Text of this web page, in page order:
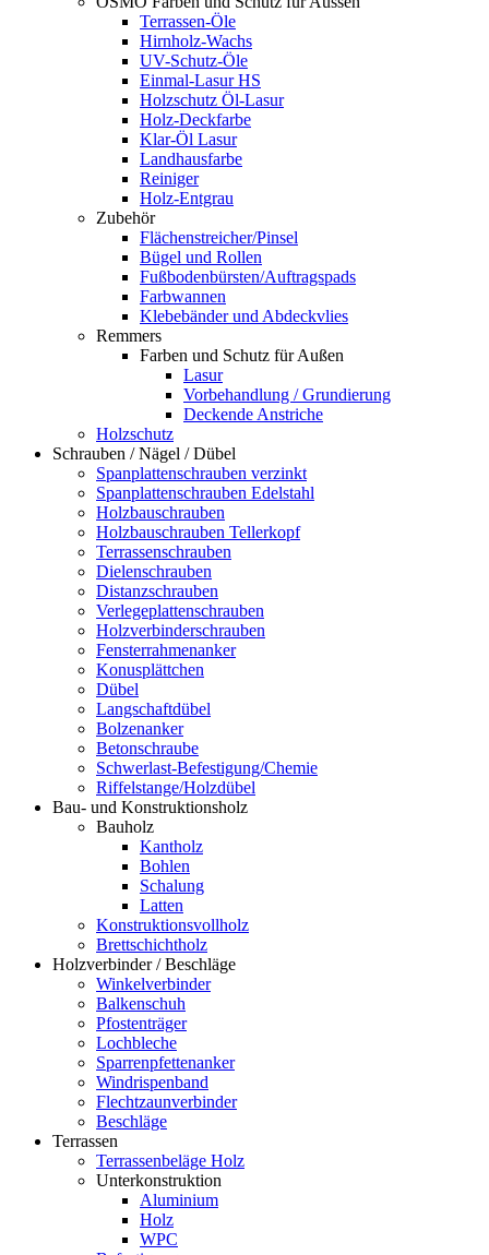
Terrassen-Öle
Hirnholz-Wachs
UV-Schutz-Öle
Einmal-Lasur HS
Holzschutz Öl-Lasur
Holz-Deckfarbe
Klar-Öl Lasur
Landhausfarbe
Reiniger
Holz-Entgrau
Zubehör
Flächenstreicher/Pinsel
Bügel und Rollen
Fußbodenbürsten/Auftragspads
Farbwannen
Klebebänder und Abdeckvlies
Remmers
Farben und Schutz für Außen
Lasur
Vorbehandlung / Grundierung
Deckende Anstriche
Holzschutz
Schrauben / Nägel / Dübel
Spanplattenschrauben verzinkt
Spanplattenschrauben Edelstahl
Holzbauschrauben
Holzbauschrauben Tellerkopf
Terrassenschrauben
Dielenschrauben
Distanzschrauben
Verlegeplattenschrauben
Holzverbinderschrauben
Fensterrahmenanker
Konusplättchen
Dübel
Langschaftdübel
Bolzenanker
Betonschraube
Schwerlast-Befestigung/Chemie
Riffelstange/Holzdübel
Bau- und Konstruktionsholz
Bauholz
Kantholz
Bohlen
Schalung
Latten
Konstruktionsvollholz
Brettschichtholz
Holzverbinder / Beschläge
Winkelverbinder
Balkenschuh
Pfostenträger
Lochbleche
Sparrenpfettenanker
Windrispenband
Flechtzaunverbinder
Beschläge
Terrassen
Terrassenbeläge Holz
Unterkonstruktion
Aluminium
Holz
WPC